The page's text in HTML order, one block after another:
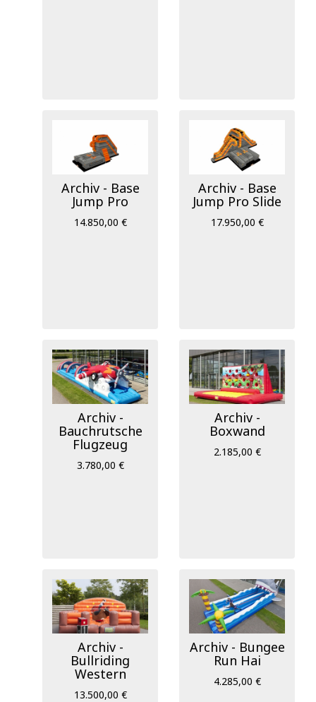
Archiv - Base
Jump Pro
14.850,00 €
Archiv - Base
Jump Pro Slide
17.950,00 €
Archiv -
Bauchrutsche
Flugzeug
3.780,00 €
Archiv -
Boxwand
2.185,00 €
Archiv -
Bullriding
Western
13.500,00 €
Archiv - Bungee
Run Hai
4.285,00 €